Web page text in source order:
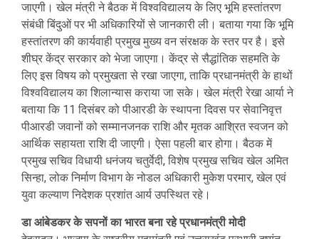
जाएगी। खेल मंत्री ने बैठक में विश्वविद्यालय के लिए भूमि हस्तांतरण
संबंधी बिंदुओं पर भी अधिकारियों से जानकारी ली। बताया गया कि भूमि
हस्तांतरण की कार्यवाही प्रमुख मुख्य वन संरक्षक के स्तर पर है। इसे
शीघ्र केंद्र सरकार को भेजा जाएगा। केंद्र से सैद्धांतिक सहमति के
लिए इस विषय को प्रमुखता से रखा जाएगा, ताकि प्रधानमंत्री के हाथों
विश्वविद्यालय का शिलान्यास कराया जा सके। खेल मंत्री रेखा आर्या ने
बताया कि 11 दिसंबर को पीआरडी के स्थापना दिवस पर सेवानिवृत्त
पीआरडी जवानों को सम्मानजनक राशि और मृतक आश्रित स्वजन को
आर्थिक सहायता राशि दी जाएगी। ऐसा पहली बार होगा। बैठक में
प्रमुख सचिव विधायी धनंजय चतुर्वेदी, विशेष प्रमुख सचिव खेल अमित
सिन्हा, लोक निर्माण विभाग के नोडल अधिकारी मुकेश परमार, खेल एवं
युवा कल्याण निदेशक प्रशांत आर्य उपस्थित रहे।
डा आंबेडकर के सपनों का भारत बना रहे प्रधानमंत्री मोदी